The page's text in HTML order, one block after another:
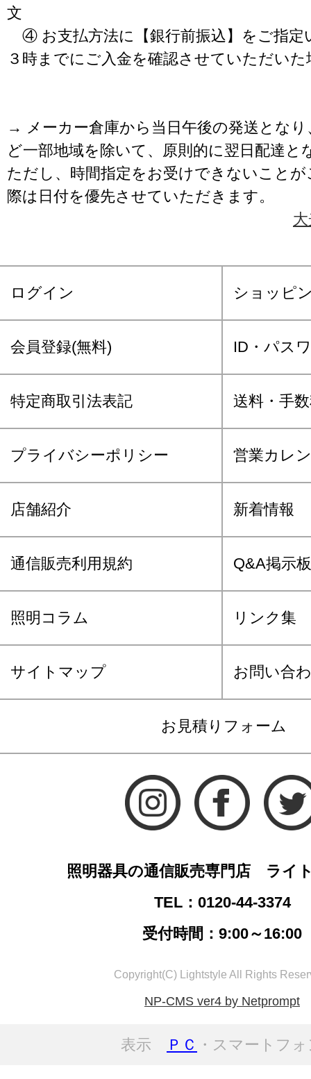
文
④ お支払方法に【銀行前振込】をご指定
３時までにご入金を確認させていただいた
→ メーカー倉庫から当日午後の発送となり
ど一部地域を除いて、原則的に翌日配達と
ただし、時間指定をお受けできないこと
際は日付を優先させていただきます。
ログイン ショッピ
会員登録(無料) ID・パス
特定商取引法表記 送料・手
プライバシーポリシー 営業カレ
店舗紹介 新着情報
通信販売利用規約 Q&A掲示板
照明コラム リンク集
サイトマップ お問い合
お見積りフォーム
照明器具の通信販売専門店 ライ
TEL：0120-44-3374
受付時間：9:00～16:00
Copyright(C) Lightstyle All Rights
NP-CMS ver4 by Netprompt
表示 ＰＣ ・スマートフ